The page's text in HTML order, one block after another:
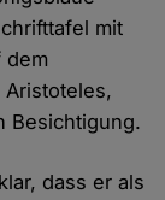
mit
dem
Aristoteles,
Besichtigung.
dass er als